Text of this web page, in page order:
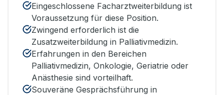
Eingeschlossene Facharztweiterbildung ist
Voraussetzung für diese Position.
Zwingend erforderlich ist die
Zusatzweiterbildung in Palliativmedizin.
Erfahrungen in den Bereichen
Palliativmedizin, Onkologie, Geriatrie oder
Anästhesie sind vorteilhaft.
Souveräne Gesprächsführung in